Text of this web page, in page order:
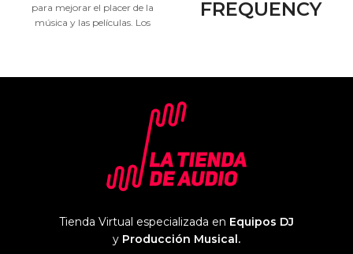
para mejorar el placer de la
música y las películas. Los
de las carcasas proporcionan
graves expansivos. Además, los
contorneados no solo le
permiten llevar los auriculares
cómodamente durante horas,
aislamiento adecuado que
mantiene el sonido prolongado
de los bajos. Los auriculares
graves potentes y respuesta
recrear el sonido de un club
cuando estás pinchando o para
proporcionar una respuesta de
en un estudio profesional.
Tienda Virtual especializada en Equipos DJ
y Producción Musical.